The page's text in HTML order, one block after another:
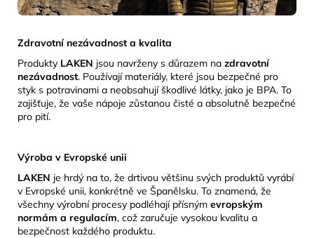
Zdravotní nezávadnost a kvalita
Produkty LAKEN jsou navrženy s důrazem na zdravotní
nezávadnost. Používají materiály, které jsou bezpečné pro
styk s potravinami a neobsahují škodlivé látky, jako je BPA. To
zajišťuje, že vaše nápoje zůstanou čisté a absolutně bezpečné
pro pití.
Výroba v Evropské unii
LAKEN je hrdý na to, že drtivou většinu svých produktů vyrábí
v Evropské unii, konkrétně ve Španělsku. To znamená, že
všechny výrobní procesy podléhají přísným evropským
normám a regulacím, což zaručuje vysokou kvalitu a
bezpečnost každého produktu.